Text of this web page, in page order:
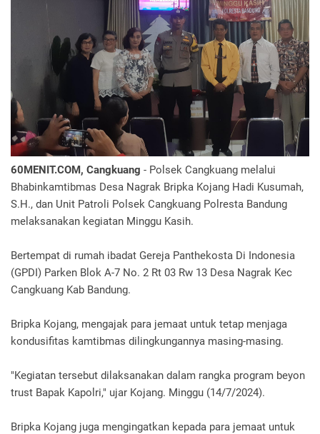
60MENIT.COM, Cangkuang - Polsek Cangkuang melalui
Bhabinkamtibmas Desa Nagrak Bripka Kojang Hadi Kusumah,
S.H., dan Unit Patroli Polsek Cangkuang Polresta Bandung
melaksanakan kegiatan Minggu Kasih.
Bertempat di rumah ibadat Gereja Panthekosta Di Indonesia
(GPDI) Parken Blok A-7 No. 2 Rt 03 Rw 13 Desa Nagrak Kec
Cangkuang Kab Bandung.
Bripka Kojang, mengajak para jemaat untuk tetap menjaga
kondusifitas kamtibmas dilingkungannya masing-masing.
"Kegiatan tersebut dilaksanakan dalam rangka program beyon
trust Bapak Kapolri," ujar Kojang. Minggu (14/7/2024).
Bripka Kojang juga mengingatkan kepada para jemaat untuk